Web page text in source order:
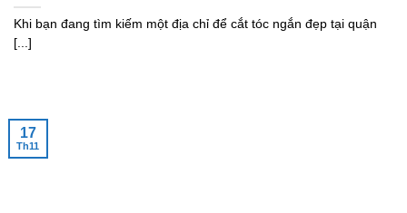
Khi bạn đang tìm kiếm một địa chỉ để cắt tóc ngắn đẹp tại quận
[...]
17
Th11